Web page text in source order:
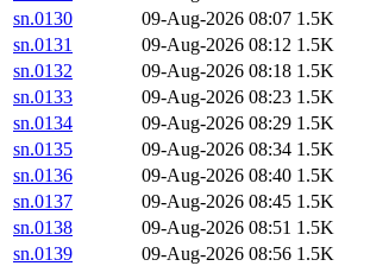
sn.0130
09-Aug-2026 08:07 1.5K
sn.0131
09-Aug-2026 08:12 1.5K
sn.0132
09-Aug-2026 08:18 1.5K
sn.0133
09-Aug-2026 08:23 1.5K
sn.0134
09-Aug-2026 08:29 1.5K
sn.0135
09-Aug-2026 08:34 1.5K
sn.0136
09-Aug-2026 08:40 1.5K
sn.0137
09-Aug-2026 08:45 1.5K
sn.0138
09-Aug-2026 08:51 1.5K
sn.0139
09-Aug-2026 08:56 1.5K